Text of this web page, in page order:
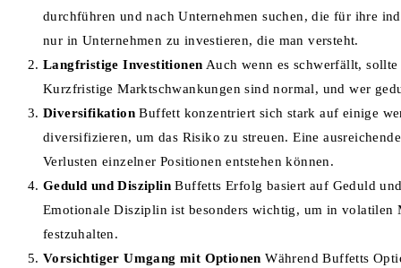
durchführen und nach Unternehmen suchen, die für ihre
nur in Unternehmen zu investieren, die man versteht.
Langfristige Investitionen Auch wenn es schwerfällt,
Kurzfristige Marktschwankungen sind normal, und wer
Diversifikation Buffett konzentriert sich stark auf einige
diversifizieren, um das Risiko zu streuen. Eine
Verlusten einzelner Positionen entstehen können.
Geduld und Disziplin Buffetts Erfolg basiert auf Geduld
Emotionale Disziplin ist besonders wichtig, um in volatilen
festzuhalten.
Vorsichtiger Umgang mit Optionen Während Buffetts